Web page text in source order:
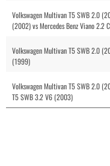
Volkswagen Multivan T5 SWB 2.0
(2002) vs Mercedes Benz Viano 2.2
Volkswagen Multivan T5 SWB 2.0
(1999)
Volkswagen Multivan T5 SWB 2.0
T5 SWB 3.2 V6 (2003)